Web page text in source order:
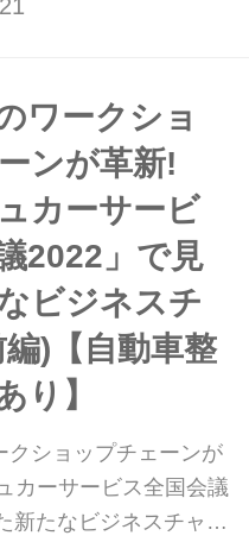
を行う「CDRアナリス
自動車をめぐるさま
わせたバージョンアッ
られているようだ。ビ
面白さはまさに「これ
か...
ワークショ
ンが革新!
カーサービ
2022」で見
ビジネスチ
)【自動車整
り】
クショップチェーンが
カーサービス全国会議
新たなビジネスチャン